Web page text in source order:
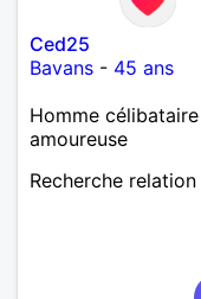
Ced25
Bavans - 45 ans
Homme
amoureuse
Recherche